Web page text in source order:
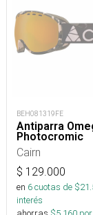
BEH081319FE
Antiparra
Photocromic
Cairn
$ 129.000
en 6cuotas de $
interés